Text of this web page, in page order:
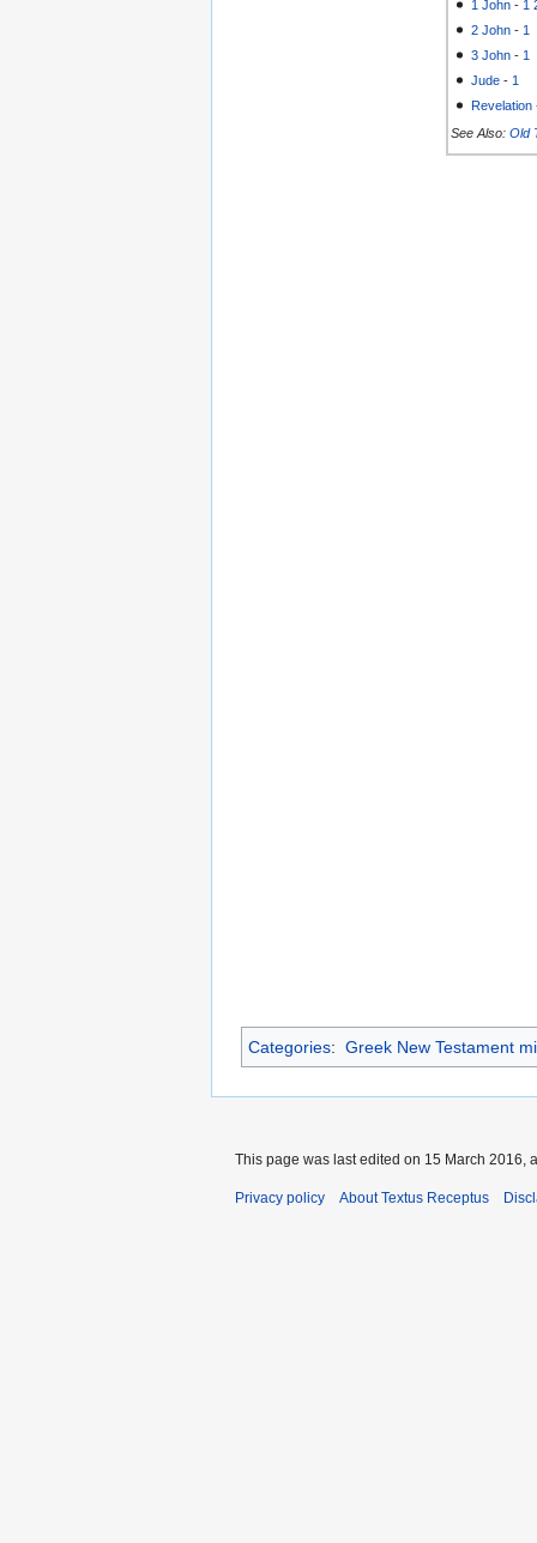
1 John - 1
2 John - 1
3 John - 1
Jude - 1
Revelation
See Also: Old
Categories: Greek New Testament
This page was last edited on 15 March 2016,
Privacy policy About Textus Receptus